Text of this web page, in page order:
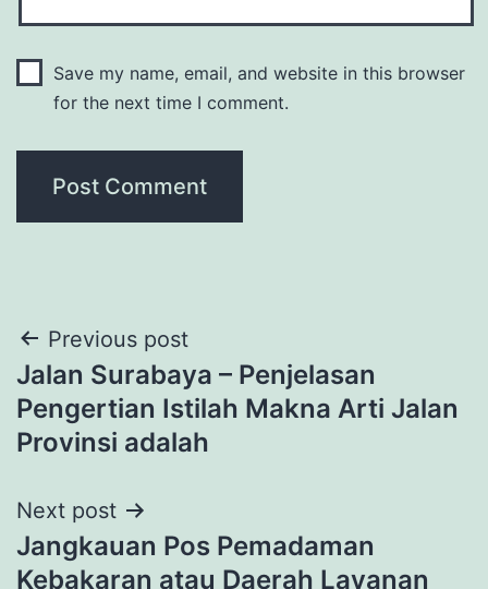
Save my name, email, and website in this browser
for the next time I comment.
Post
navigation
Previous post
Jalan Surabaya – Penjelasan
Pengertian Istilah Makna Arti Jalan
Provinsi adalah
Next post
Jangkauan Pos Pemadaman
Kebakaran atau Daerah Layanan